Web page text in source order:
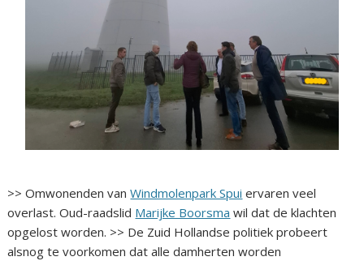
>> Omwonenden vanWindmolenpark Spui ervaren veel
overlast. Oud-raadslid Marijke Boorsma wil dat de klachten
opgelost worden. >> De Zuid Hollandse politiek probeert
alsnog te voorkomen dat alle damherten worden